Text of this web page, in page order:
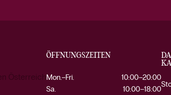
Österreich
ÖFFNUNGSZEITEN
Mon.–Fri.
10:00–20:00
Sa.
10:00–18:00